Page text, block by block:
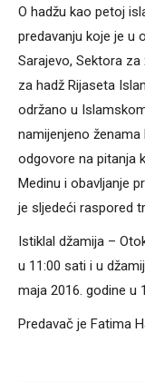
O hadžu kao petoj
predavanju koje je u
Sarajevo, Sektora
za hadž Rijaseta
održano u
namijenjeno
odgovore na pitanja
Medinu i obavljanje
je sljedeći raspored
Istiklal džamija –
u 11:00 sati i u
maja 2016. godine u
Predavač je Fatima